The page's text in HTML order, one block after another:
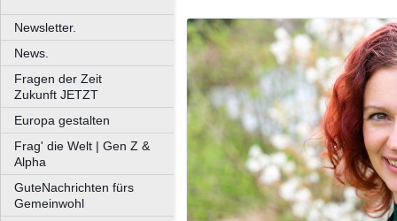
Newsletter.
News.
Fragen der Zeit
Zukunft JETZT
Europa gestalten
Frag' die Welt | Gen Z &
Alpha
GuteNachrichten fürs
Gemeinwohl